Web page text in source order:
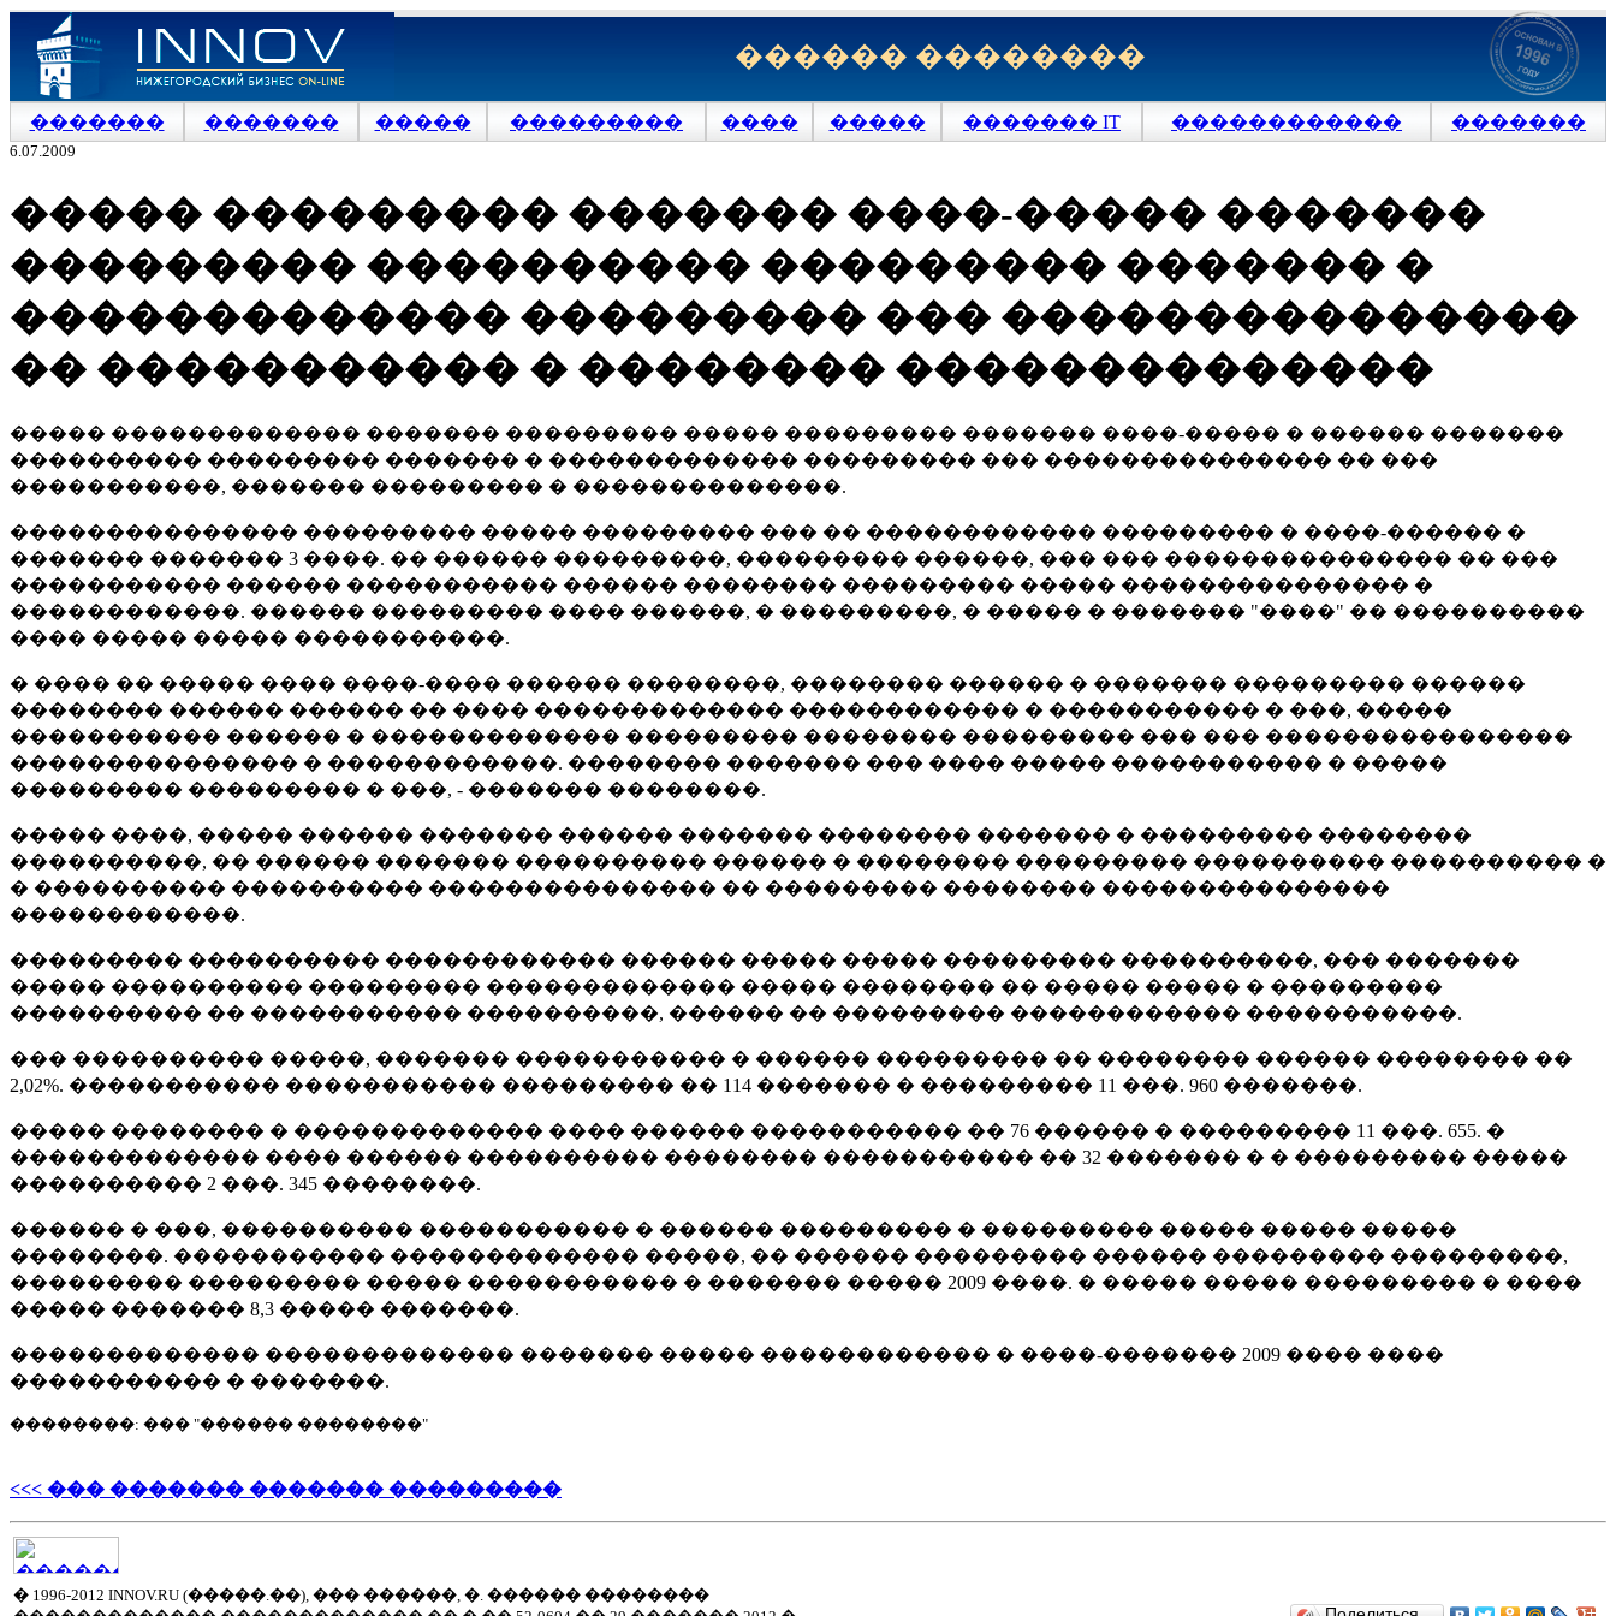
������ ��������
������� ������� ����� ��������� ���� ����� ������� IT ������������ �������
6.07.2009
����� ��������� ������� ����-����� �������
��������� ���������� ��������� ������� �
������������� ��������� ��� ���������������
�� ����������� � �������� ��������������
����� ������������� ������� ��������� ����� ��������� ������� ����-����� � ������ �������
���������� ��������� ������� � ������������� ��������� ��� ��������������� �� ���
�����������, ������� ��������� � ��������������.
��������������� ��������� ����� ��������� ��� �� ������������ ��������� � ����-������ �
������� ������� 3 ����. �� ������ ���������, ��������� ������, ��� ��� ��������������� �� ���
����������� ������ ����������� ������ �������� ��������� ����� ��������������� �
������������. ������ ��������� ���� ������, � ���������, � ����� � ������� "����" �� ����������
���� ����� ����� �����������.
� ���� �� ����� ���� ����-���� ������ ��������, �������� ������ � ������� ��������� ������
�������� ������ ������ �� ���� ������������� ������������ � ����������� � ���, �����
����������� ������ � ������������� ��������� �������� ��������� ��� ��� ����������������
��������������� � ������������. �������� ������� ��� ���� ����� ����������� � �����
��������� ��������� � ���, - ������� ��������.
����� ����, ����� ������ ������� ������ ������� �������� ������� � ��������� ��������
����������, �� ������ ������� ���������� ������ � �������� ��������� ���������� ���������� �
� ���������� ���������� ��������������� �� ��������� �������� ���������������
������������.
��������� ���������� ������������ ������ ����� ����� ��������� ����������, ��� �������
����� ���������� ��������� ������������� ����� �������� �� ����� ����� � ���������
���������� �� ����������� ����������, ������ �� ��������� ������������ �����������.
��� ���������� �����, ������� ����������� � ������ ��������� �� �������� ������ �������� ��
2,02%. ����������� ����������� ��������� �� 114 ������� � ��������� 11 ���. 960 �������.
����� �������� � ������������� ���� ������ ����������� �� 76 ������ � ��������� 11 ���. 655. �
������������� ���� ������ ���������� �������� ����������� �� 32 ������� � � ��������� �����
���������� 2 ���. 345 ��������.
������ � ���, ���������� ����������� � ������ ��������� � ��������� ����� ����� �����
��������. ����������� ������������� �����, �� ������ ��������� ������ ��������� ���������,
��������� ��������� ����� ����������� � ������� ����� 2009 ����. � ����� ����� ��������� � ����
����� ������� 8,3 ����� �������.
������������� ������������� ������� ����� ������������ � ����-������� 2009 ���� ����
����������� � �������.
��������: ��� "������ ��������"
<<< ��� ������� ������� ���������
� 1996-2012 INNOV.RU (�����.��), ��� ������, �. ������ ��������